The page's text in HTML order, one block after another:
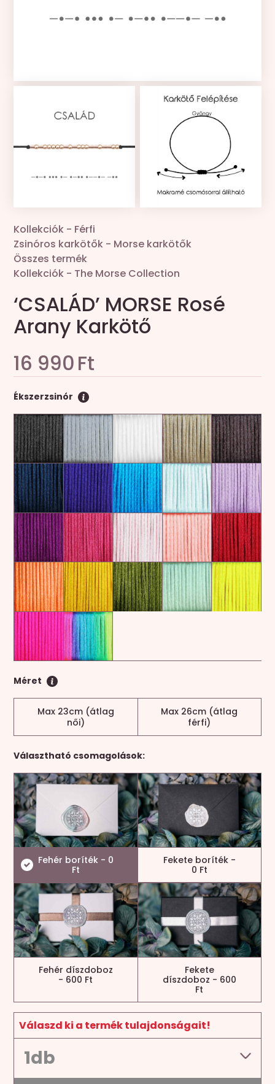
Kollekciók
Összes termék
Zsinór csere
Kollekciók - Férfi
Zsinóros karkötők - Morse karkötők
Összes termék
Kollekciók - The Morse Collection
‘CSALÁD’ MORSE Rosé
Arany Karkötő
16 990Ft
Ékszerzsinór
Méret
Max 23cm (átlag
női)
Max 26cm (átlag
férfi)
Választható csomagolások:
Fehér boríték - 0
Ft
Fekete boríték -
0 Ft
Fehér díszdoboz
- 600 Ft
Fekete
díszdoboz - 600
Ft
Válaszd ki a termék tulajdonságait!